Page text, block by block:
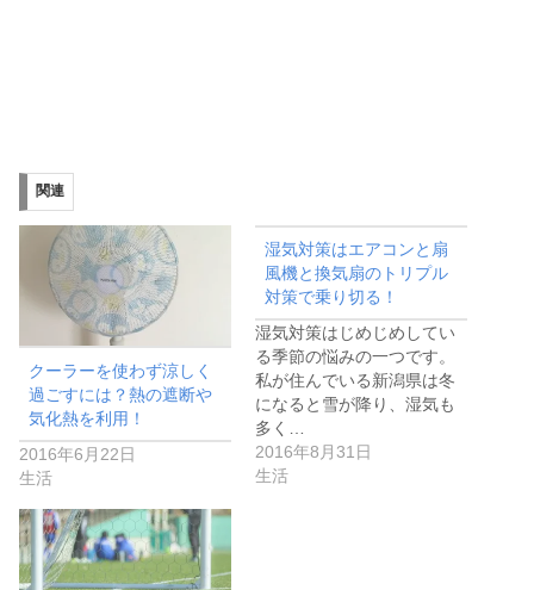
関連
クーラーを使わず涼しく
過ごすには？熱の遮断や
気化熱を利用！
2016年6月22日
生活
湿気対策はエアコンと扇
風機と換気扇のトリプル
対策で乗り切る！
湿気対策はじめじめしてい
る季節の悩みの一つです。
私が住んでいる新潟県は冬
になると雪が降り、湿気も
多く…
2016年8月31日
生活